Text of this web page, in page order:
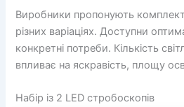
Виробники пропонують
різних варіаціях. Доступни
конкретні потреби. Кількість
впливає на яскравість, площу
Набір із 2 LED стробоскопів